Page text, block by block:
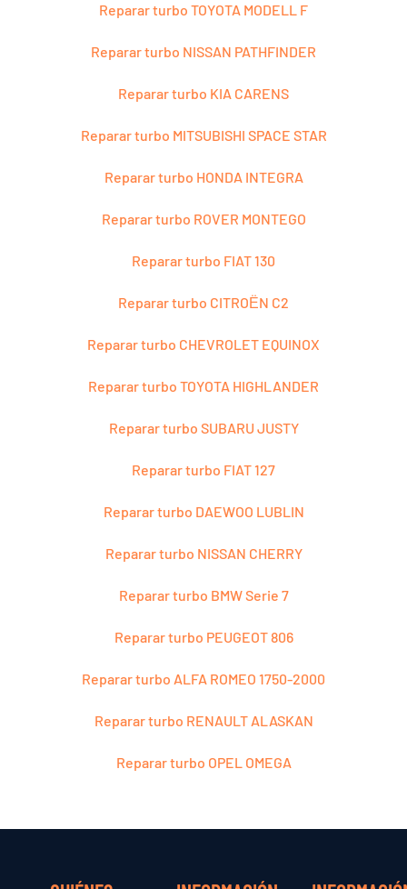
Reparar turbo TOYOTA MODELL F
Reparar turbo NISSAN PATHFINDER
Reparar turbo KIA CARENS
Reparar turbo MITSUBISHI SPACE STAR
Reparar turbo HONDA INTEGRA
Reparar turbo ROVER MONTEGO
Reparar turbo FIAT 130
Reparar turbo CITROЁN C2
Reparar turbo CHEVROLET EQUINOX
Reparar turbo TOYOTA HIGHLANDER
Reparar turbo SUBARU JUSTY
Reparar turbo FIAT 127
Reparar turbo DAEWOO LUBLIN
Reparar turbo NISSAN CHERRY
Reparar turbo BMW Serie 7
Reparar turbo PEUGEOT 806
Reparar turbo ALFA ROMEO 1750-2000
Reparar turbo RENAULT ALASKAN
Reparar turbo OPEL OMEGA